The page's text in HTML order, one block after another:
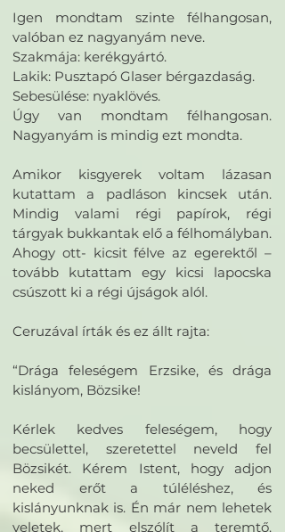
Igen mondtam szinte félhangosan,
valóban ez nagyanyám neve.
Szakmája: kerékgyártó.
Lakik: Pusztapó Glaser bérgazdaság.
Sebesülése: nyaklövés.
Úgy van mondtam félhangosan.
Nagyanyám is mindig ezt mondta.
Amikor kisgyerek voltam lázasan
kutattam a padláson kincsek után.
Mindig valami régi papírok, régi
tárgyak bukkantak elő a félhomályban.
Ahogy ott- kicsit félve az egerektől –
tovább kutattam egy kicsi lapocska
csúszott ki a régi újságok alól.
Ceruzával írták és ez állt rajta:
“Drága feleségem Erzsike, és drága
kislányom, Bözsike!
Kérlek kedves feleségem, hogy
becsülettel, szeretettel neveld fel
Bözsikét. Kérem Istent, hogy adjon
neked erőt a túléléshez, és
kislányunknak is. Én már nem lehetek
veletek, mert elszólít a teremtő.